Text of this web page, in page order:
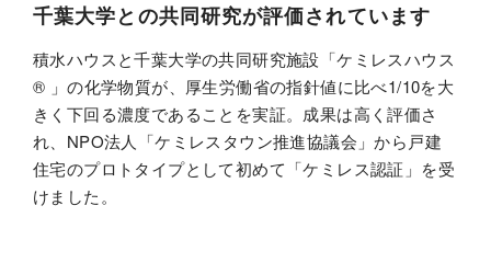
千葉大学との共同研究が評価されています
積水ハウスと千葉大学の共同研究施設「ケミレスハウス
® 」の化学物質が、厚生労働省の指針値に比べ1/10を大
きく下回る濃度であることを実証。成果は高く評価さ
れ、NPO法人「ケミレスタウン推進協議会」から戸建
住宅のプロトタイプとして初めて「ケミレス認証」を受
けました。